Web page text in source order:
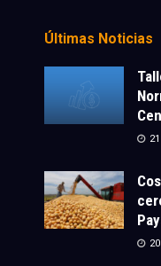
Últimas Noticias